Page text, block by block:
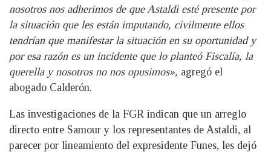
nosotros nos adherimos de que Astaldi esté presente por
la situación que les están imputando, civilmente ellos
tendrían que manifestar la situación en su oportunidad y
por esa razón es un incidente que lo planteó Fiscalía, la
querella y nosotros no nos opusimos», agregó el
abogado Calderón.
Las investigaciones de la FGR indican que un arreglo
directo entre Samour y los representantes de Astaldi, al
parecer por lineamiento del expresidente Funes, les dejó